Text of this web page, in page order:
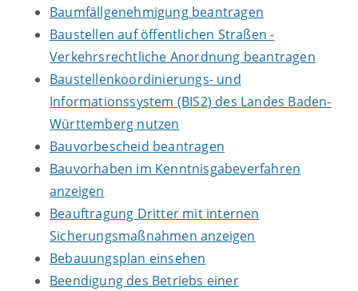
Baumfällgenehmigung beantragen
Baustellen auf öffentlichen Straßen -
Verkehrsrechtliche Anordnung beantragen
Baustellenkoordinierungs- und
Informationssystem (BIS2) des Landes Baden-
Württemberg nutzen
Bauvorbescheid beantragen
Bauvorhaben im Kenntnisgabeverfahren
anzeigen
Beauftragung Dritter mit internen
Sicherungsmaßnahmen anzeigen
Bebauungsplan einsehen
Beendigung des Betriebs einer